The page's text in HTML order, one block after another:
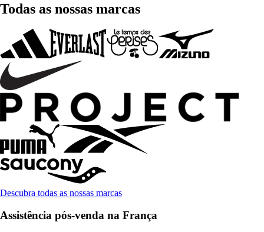
Todas as nossas marcas
Descubra todas as nossas marcas
Assistência pós-venda na França